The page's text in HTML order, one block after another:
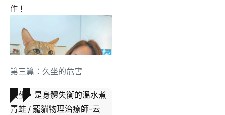
第三篇：久坐的危害
久坐，是身體失衡的溫水煮
青蛙 / 寵貓物理治療師-云